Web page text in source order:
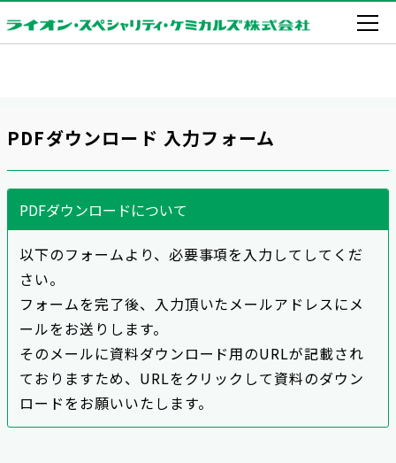
PDFダウンロード 入力フォーム
PDFダウンロードについて
以下のフォームより、必要事項を入力してしてくだ
さい。
フォームを完了後、入力頂いたメールアドレスにメ
ールをお送りします。
そのメールに資料ダウンロード用のURLが記載され
ておりますため、URLをクリックして資料のダウン
ロードをお願いいたします。